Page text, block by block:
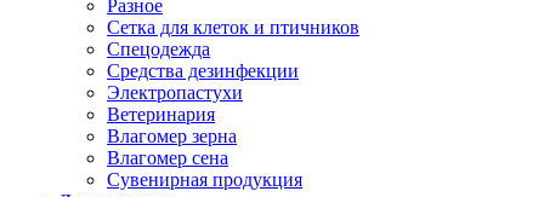
Разное
Сетка для клеток и птичников
Спецодежда
Средства дезинфекции
Электропастухи
Ветеринария
Влагомер зерна
Влагомер сена
Сувенирная продукция